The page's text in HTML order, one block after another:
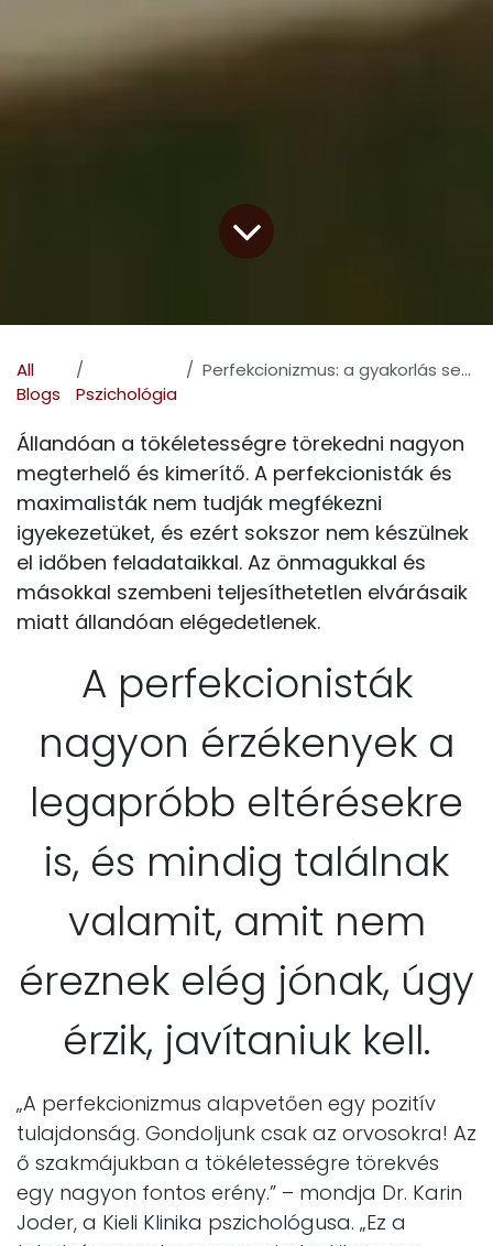
All
Blogs
Pszichológia
Perfekcionizmus: a gyakorlás segít leküzdeni
Állandóan a tökéletességre törekedni nagyon
megterhelő és kimerítő. A perfekcionisták és
maximalisták nem tudják megfékezni
igyekezetüket, és ezért sokszor nem készülnek
el időben feladataikkal. Az önmagukkal és
másokkal szembeni teljesíthetetlen elvárásaik
miatt állandóan elégedetlenek.
A perfekcionisták
nagyon érzékenyek a
legapróbb eltérésekre
is, és mindig találnak
valamit, amit nem
éreznek elég jónak, úgy
érzik, javítaniuk kell.
„A perfekcionizmus alapvetően egy pozitív
tulajdonság. Gondoljunk csak az orvosokra! Az
ő szakmájukban a tökéletességre törekvés
egy nagyon fontos erény.” – mondja Dr. Karin
Joder, a Kieli Klinika pszichológusa. „Ez a